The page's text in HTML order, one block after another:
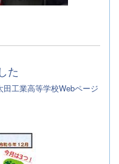
た
田工業高等学校Webページ